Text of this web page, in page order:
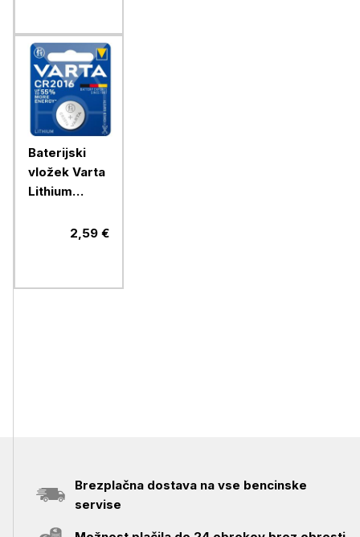
Baterijski
vložek Varta
Lithium
CR2016 1/1
2,59 €
Brezplačna dostava na vse bencinske
servise